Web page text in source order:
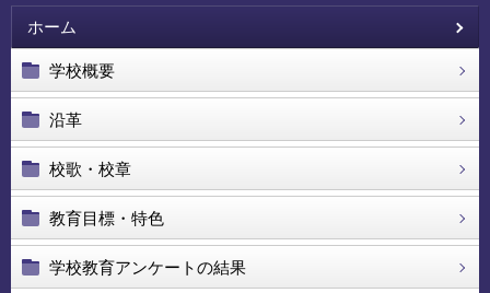
ホーム
学校概要
沿革
校歌・校章
教育目標・特色
学校教育アンケートの結果